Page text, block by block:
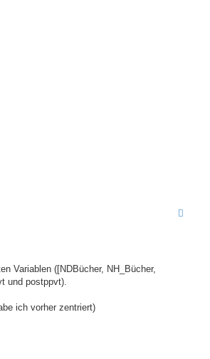
Variablen ([NDBücher, NH_Bücher,
und postppvt).
ich vorher zentriert)